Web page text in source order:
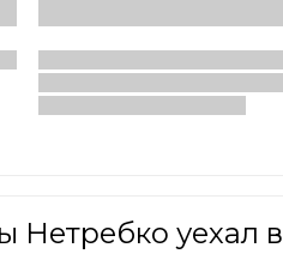
Нетребко уехал в